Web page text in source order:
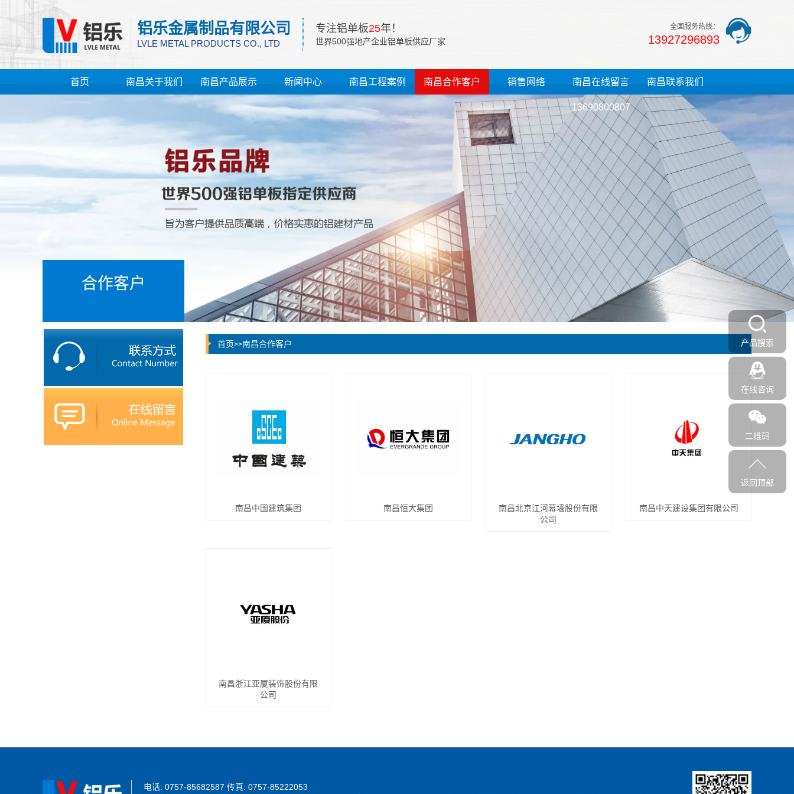
铝乐金属制品有限公司
LVLE METAL PRODUCTS CO., LTD
专注铝单板25年！
世界500强地产企业铝单板供应厂家
全国服务热线：
13927296893
首页 南昌关于我们 南昌产品展示 新闻中心 南昌工程案例 南昌合作客户 销售网络 南昌在线留言
13690800807
南昌联系我们
合作客户
首页>>南昌合作客户
南昌中国建筑集团 南昌恒大集团
南昌北京江河幕墙股份有限
公司
南昌中天建设集团有限公司
南昌浙江亚厦装饰股份有限
公司
电话: 0757-85682587 传真: 0757-85222053
产品搜索
在线咨询
二维码
返回顶部